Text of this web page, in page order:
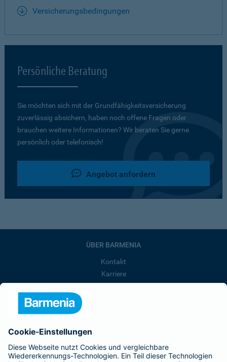
Versicherungsbedingungen
Persönliche Beratung
Sie möchten sich mit der Grundfähigkeits­versicherung
zuverlässig absichern, haben noch offene Fragen oder
brauchen weitere Informationen? Wir beraten Sie gerne
persönlich oder telefonisch!
Angebot anfordern
ÜBER BARMENIA
Kontakt
Karriere
Barmenia ist Teil der BarmeniaGothaer
BELIEBTE SEITEN